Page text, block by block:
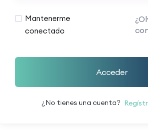
Mantenerme
conectado
Acceder
¿No tienes una cuenta?